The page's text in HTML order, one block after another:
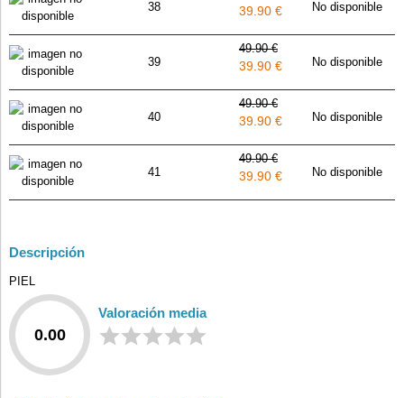
38 39.90 € No disponible
39
49.90 €
39.90 € No disponible
40
49.90 €
39.90 € No disponible
41
49.90 €
39.90 € No disponible
Descripción
PIEL
0.00
Valoración media